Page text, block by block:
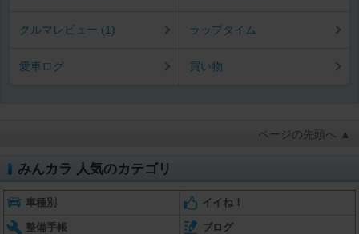
クルマレビュー (1) ラップタイム
愛車ログ 買い物
ページの先頭へ ▲
みんカラ 人気のカテゴリ
車種別 イイね！
整備手帳 ブログ